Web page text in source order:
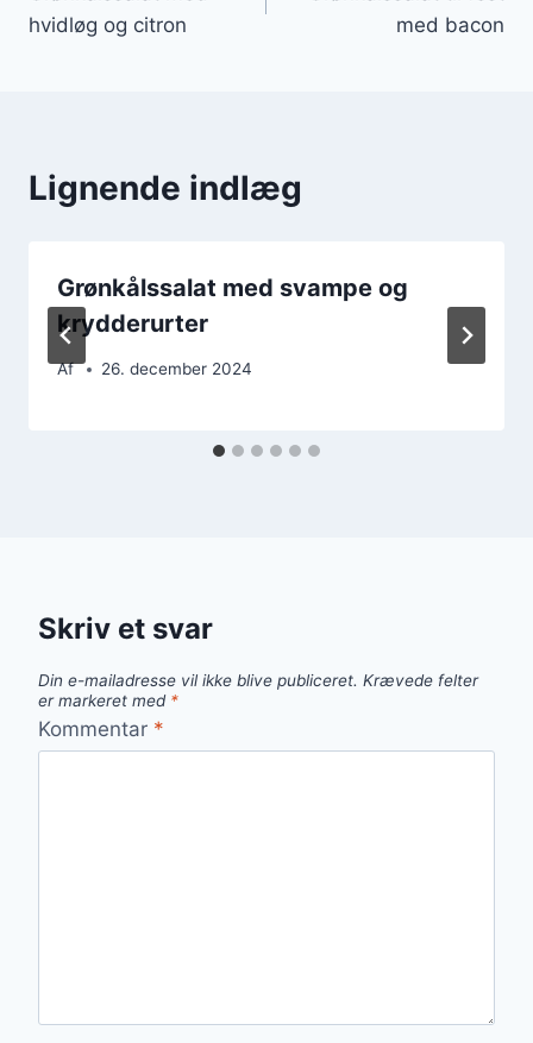
hvidløg og citron
med bacon
Lignende indlæg
Grønkålssalat med svampe og
krydderurter
Af 26. december 2024
Skriv et svar
Din e-mailadresse vil ikke blive publiceret. Krævede felter
er markeret med *
Kommentar *